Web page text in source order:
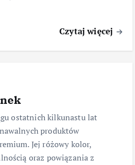
Czytaj więcej
ostatnich kilkunastu lat
produktów
Jej różowy kolor,
oraz powiązania z